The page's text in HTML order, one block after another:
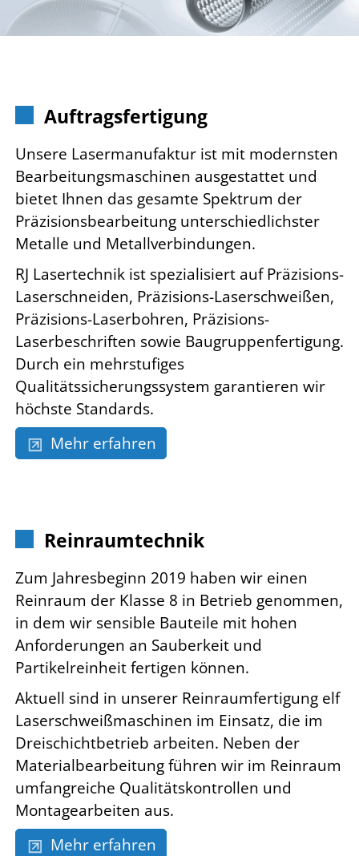
Auftragsfertigung
Unsere Lasermanufaktur ist mit modernsten
Bearbeitungsmaschinen ausgestattet und
bietet Ihnen das gesamte Spektrum der
Präzisionsbearbeitung unterschiedlichster
Metalle und Metallverbindungen.
RJ Lasertechnik ist spezialisiert auf Präzisions-
Laserschneiden, Präzisions-Laserschweißen,
Präzisions-Laserbohren, Präzisions-
Laserbeschriften sowie Baugruppenfertigung.
Durch ein mehrstufiges
Qualitätssicherungssystem garantieren wir
höchste Standards.
Mehr erfahren
Reinraumtechnik
Zum Jahresbeginn 2019 haben wir einen
Reinraum der Klasse 8 in Betrieb genommen,
in dem wir sensible Bauteile mit hohen
Anforderungen an Sauberkeit und
Partikelreinheit fertigen können.
Aktuell sind in unserer Reinraumfertigung elf
Laserschweißmaschinen im Einsatz, die im
Dreischichtbetrieb arbeiten. Neben der
Materialbearbeitung führen wir im Reinraum
umfangreiche Qualitätskontrollen und
Montagearbeiten aus.
Mehr erfahren